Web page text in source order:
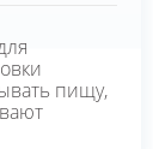
пищу,